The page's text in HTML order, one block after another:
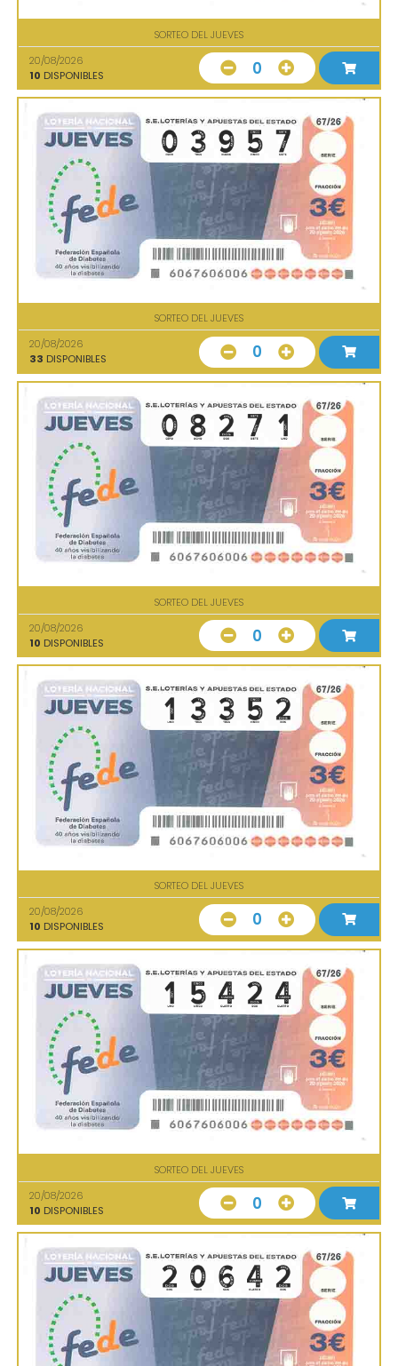
SORTEO DEL JUEVES
20/08/2026
10 DISPONIBLES 0
SORTEO DEL JUEVES
20/08/2026
33 DISPONIBLES 0
SORTEO DEL JUEVES
20/08/2026
10 DISPONIBLES 0
SORTEO DEL JUEVES
20/08/2026
10 DISPONIBLES 0
SORTEO DEL JUEVES
20/08/2026
10 DISPONIBLES 0